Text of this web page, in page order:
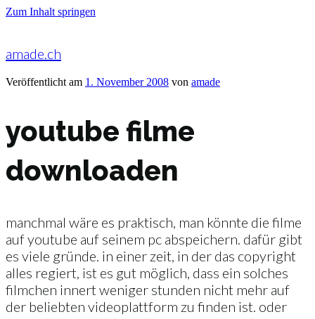
Zum Inhalt springen
amade.ch
Veröffentlicht am 1. November 2008 von amade
youtube filme
downloaden
manchmal wäre es praktisch, man könnte die filme
auf youtube auf seinem pc abspeichern. dafür gibt
es viele gründe. in einer zeit, in der das copyright
alles regiert, ist es gut möglich, dass ein solches
filmchen innert weniger stunden nicht mehr auf
der beliebten videoplattform zu finden ist. oder